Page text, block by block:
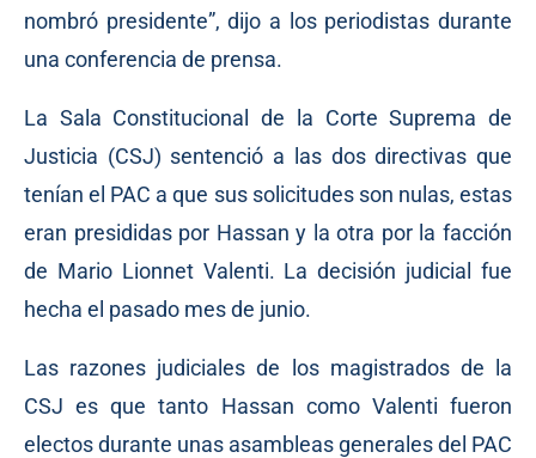
nombró presidente”, dijo a los periodistas durante
una conferencia de prensa.
La Sala Constitucional de la Corte Suprema de
Justicia (CSJ) sentenció a las dos directivas que
tenían el PAC a que sus solicitudes son nulas, estas
eran presididas por Hassan y la otra por la facción
de Mario Lionnet Valenti. La decisión judicial fue
hecha el pasado mes de junio.
Las razones judiciales de los magistrados de la
CSJ es que tanto Hassan como Valenti fueron
electos durante unas asambleas generales del PAC